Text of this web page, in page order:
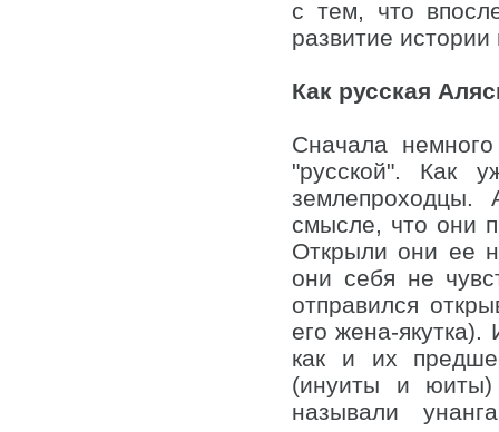
с тем, что
развитие
Как русская
Сначала
"русской". Как
смысле, что они
Открыли они ее
они себя не
отправился
его жена-
как и их
(инуиты и юиты)
называли